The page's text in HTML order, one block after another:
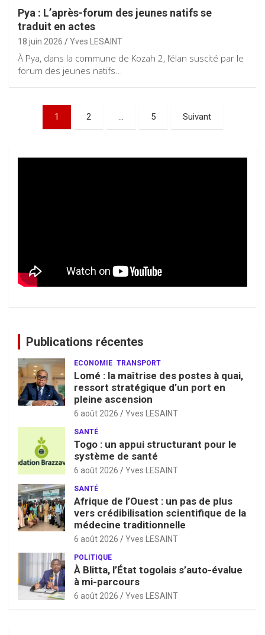
Pya : L’après-forum des jeunes natifs se
traduit en actes
18 juin 2026 Yves LESAINT
À Pya, dans la commune de Kozah 2, l’élan suscité par le
forum des jeunes natifs…
Pagination
1 2 … 5 Suivant
Publications récentes
ECONOMIE TRANSPORT
Lomé : la maîtrise des postes à quai,
ressort stratégique d’un port en
pleine ascension
6 août 2026 Yves LESAINT
SANTÉ
Togo : un appui structurant pour le
système de santé
6 août 2026 Yves LESAINT
SANTÉ
Afrique de l’Ouest : un pas de plus
vers crédibilisation scientifique de la
médecine traditionnelle
6 août 2026 Yves LESAINT
POLITIQUE
À Blitta, l’État togolais s’auto-évalue
à mi-parcours
6 août 2026 Yves LESAINT